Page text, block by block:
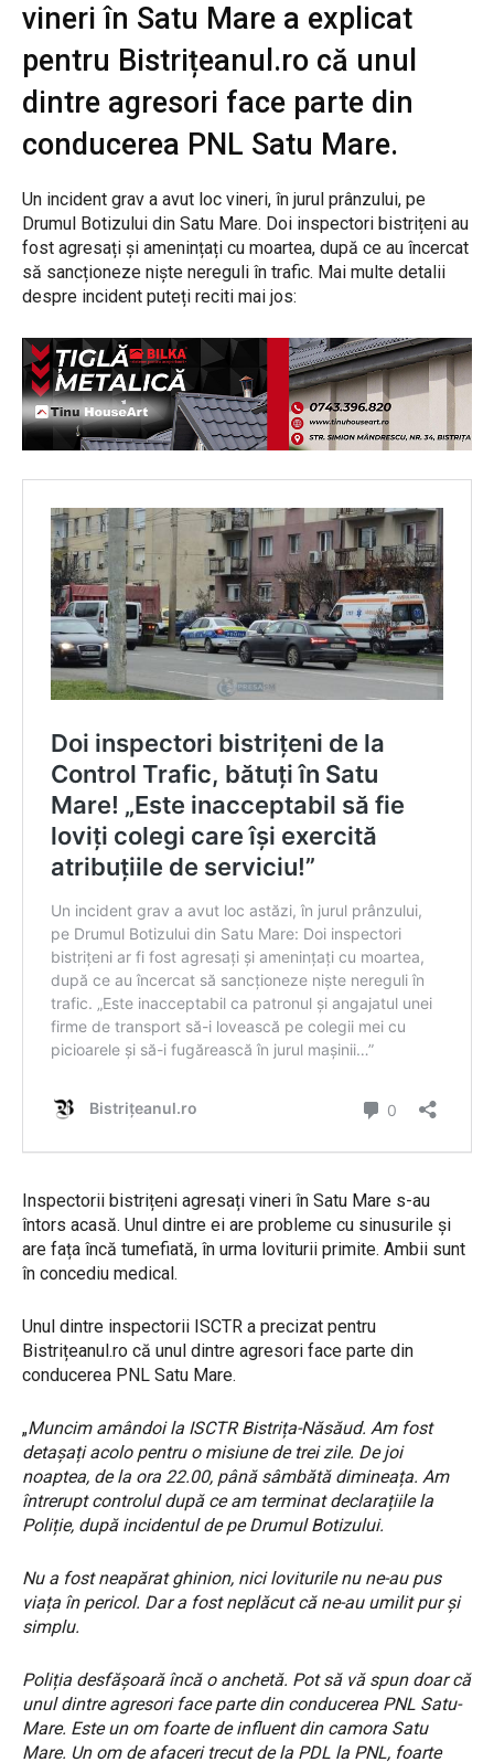
vineri în Satu Mare a explicat
pentru Bistrițeanul.ro că unul
dintre agresori face parte din
conducerea PNL Satu Mare.
Un incident grav a avut loc vineri, în jurul prânzului, pe
Drumul Botizului din Satu Mare. Doi inspectori bistrițeni au
fost agresați și amenințați cu moartea, după ce au încercat
să sancționeze niște nereguli în trafic. Mai multe detalii
despre incident puteți reciti mai jos:
Inspectorii bistrițeni agresați vineri în Satu Mare s-au
întors acasă. Unul dintre ei are probleme cu sinusurile și
are fața încă tumefiată, în urma loviturii primite. Ambii sunt
în concediu medical.
Unul dintre inspectorii ISCTR a precizat pentru
Bistrițeanul.ro că unul dintre agresori face parte din
conducerea PNL Satu Mare.
„Muncim amândoi la ISCTR Bistrița-Năsăud. Am fost
detașați acolo pentru o misiune de trei zile. De joi
noaptea, de la ora 22.00, până sâmbătă dimineața. Am
întrerupt controlul după ce am terminat declarațiile la
Poliție, după incidentul de pe Drumul Botizului.
Nu a fost neapărat ghinion, nici loviturile nu ne-au pus
viața în pericol. Dar a fost neplăcut că ne-au umilit pur și
simplu.
Poliția desfășoară încă o anchetă. Pot să vă spun doar că
unul dintre agresori face parte din conducerea PNL Satu-
Mare. Este un om foarte de influent din camora Satu
Mare. Un om de afaceri trecut de la PDL la PNL, foarte